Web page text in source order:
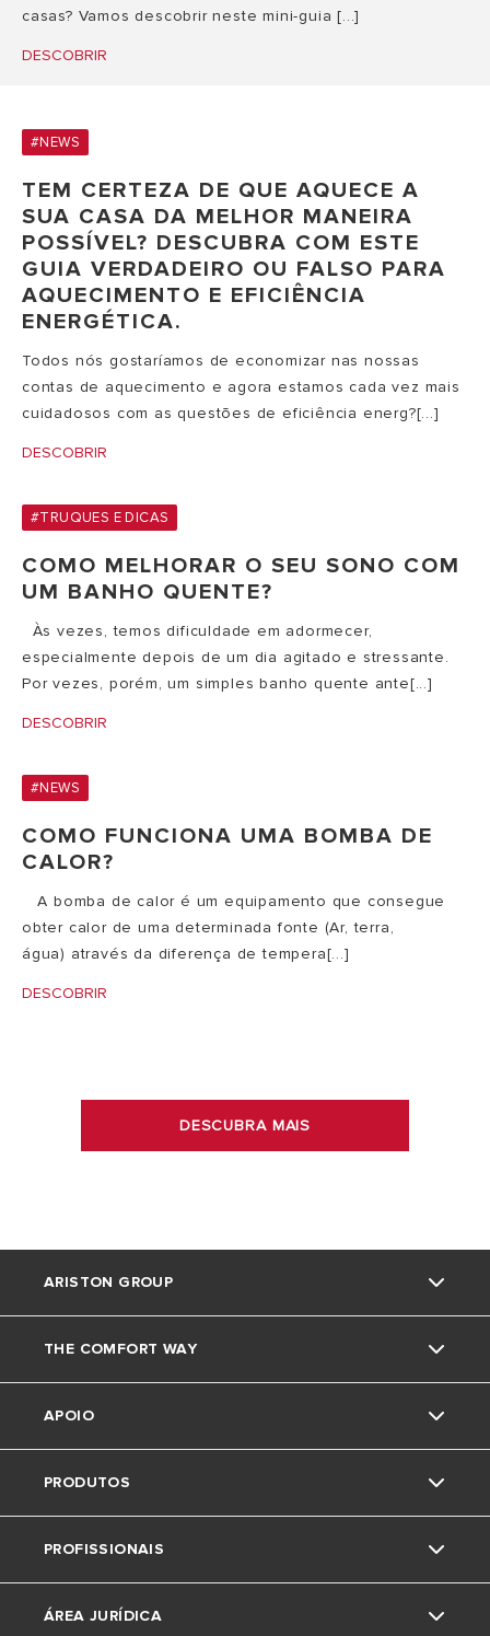
casas? Vamos descobrir neste mini-guia [...]
DESCOBRIR
#NEWS
TEM CERTEZA DE QUE AQUECE A
SUA CASA DA MELHOR MANEIRA
POSSÍVEL? DESCUBRA COM ESTE
GUIA VERDADEIRO OU FALSO PARA
AQUECIMENTO E EFICIÊNCIA
ENERGÉTICA.
Todos nós gostaríamos de economizar nas nossas
contas de aquecimento e agora estamos cada vez mais
cuidadosos com as questões de eficiência energ?[...]
DESCOBRIR
#TRUQUES E DICAS
COMO MELHORAR O SEU SONO COM
UM BANHO QUENTE?
Às vezes, temos dificuldade em adormecer,
especialmente depois de um dia agitado e stressante.
Por vezes, porém, um simples banho quente ante[...]
DESCOBRIR
#NEWS
COMO FUNCIONA UMA BOMBA DE
CALOR?
​ A bomba de calor é um equipamento que consegue
obter calor de uma determinada fonte (Ar, terra,
água) através da diferença de tempera[...]
DESCOBRIR
DESCUBRA MAIS
ARISTON GROUP
Marca Ariston
O grupo
Trabalha connosco
THE COMFORT WAY
Truques e dicas
News
APOIO
Contactos
Area de download
PRODUTOS
Caldeiras
Acumuladores
PROFISSIONAIS
Pedido de Estudo de Aerotermia
ÁREA JURÍDICA